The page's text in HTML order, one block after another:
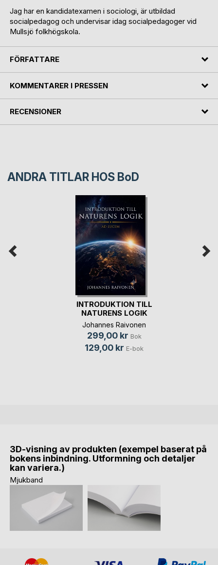
Jag har en kandidatexamen i sociologi, är utbildad
socialpedagog och undervisar idag socialpedagoger vid
Mullsjö folkhögskola.
FÖRFATTARE
KOMMENTARER I PRESSEN
RECENSIONER
ANDRA TITLAR HOS BoD
INTRODUKTION TILL
NATURENS LOGIK
Johannes Raivonen
299,00 kr Bok
129,00 kr E-bok
3D-visning av produkten (exempel baserat på
bokens inbindning. Utformning och detaljer
kan variera.)
Mjukband